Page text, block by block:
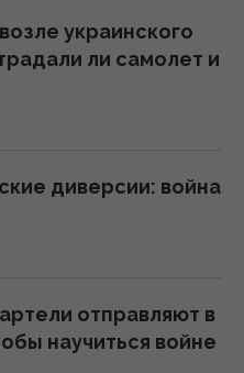
украинского
ли самолет и
диверсии: война
отправляют в
научиться войне